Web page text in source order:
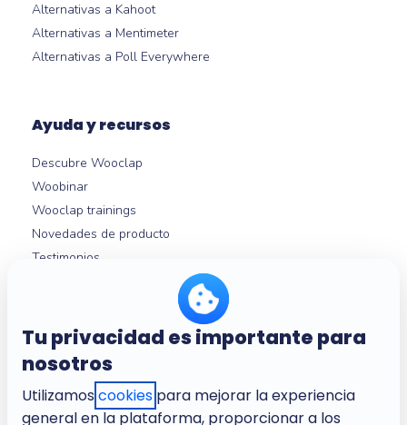
Tu privacidad es importante para
nosotros
Utilizamos cookies para mejorar la experiencia
general en la plataforma, proporcionar a los
Alternativas a Kahoot
Alternativas a Mentimeter
Alternativas a Poll Everywhere
Ayuda y recursos
Descubre Wooclap
Woobinar
Wooclap trainings
Novedades de producto
Testimonios
Ayuda
Nosotros